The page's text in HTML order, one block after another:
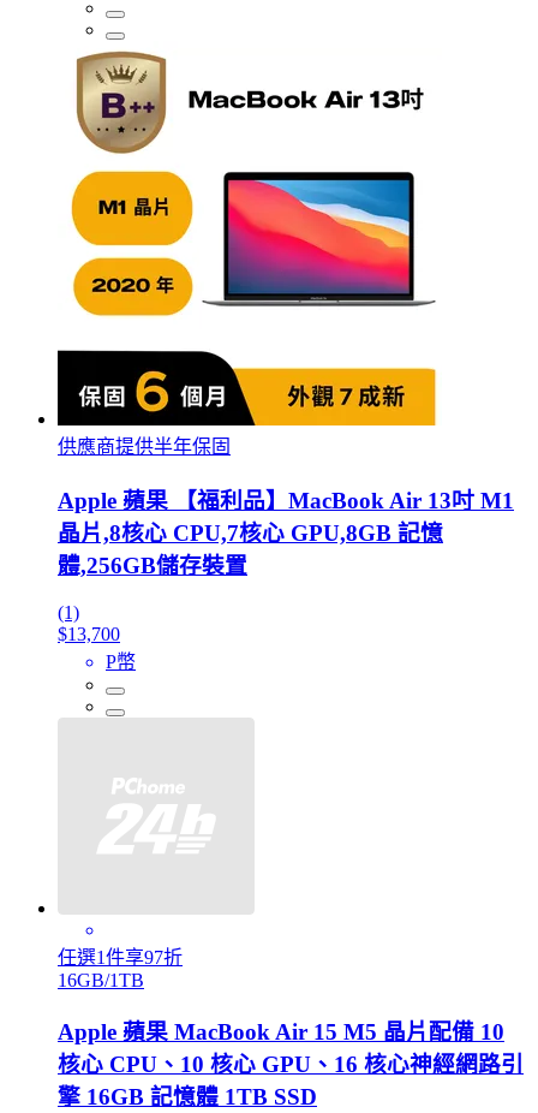
供應商提供半年保固
Apple 蘋果 【福利品】MacBook Air 13吋 M1
晶片,8核心 CPU,7核心 GPU,8GB 記憶
體,256GB儲存裝置
(1)
$13,700
P幣
任選1件享97折
16GB/1TB
Apple 蘋果 MacBook Air 15 M5 晶片配備 10
核心 CPU、10 核心 GPU、16 核心神經網路引
擎 16GB 記憶體 1TB SSD